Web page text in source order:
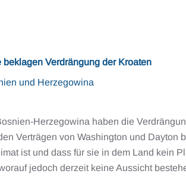
Verdrängung der Kroaten
und Herzegowina
Herzegowina haben die
Verträgen von Washington und
ist und dass für sie in dem Land kein
jedoch derzeit keine Aussicht